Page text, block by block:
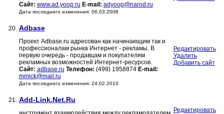
Сайт: www.ad.yoop.ru E-mail: adyoop@narod.ru
Дата последнего изменения: 06.03.2008
20. Adbase
Проект Adbase.ru адресован как начинающим так и
профессионалам рынка Интернет - рекламы. В
первую очередь - продавцам и покупателям
рекламных возможностей Интернет-ресурсов.
Сайт: adbase.ru Телефон: (499) 1958874 E-mail:
mmick@mail.ru
Дата последнего изменения: 24.02.2010
Редактировать
Удалить
Добавить сайт
21. Add-Link.Net.Ru
Редактировать